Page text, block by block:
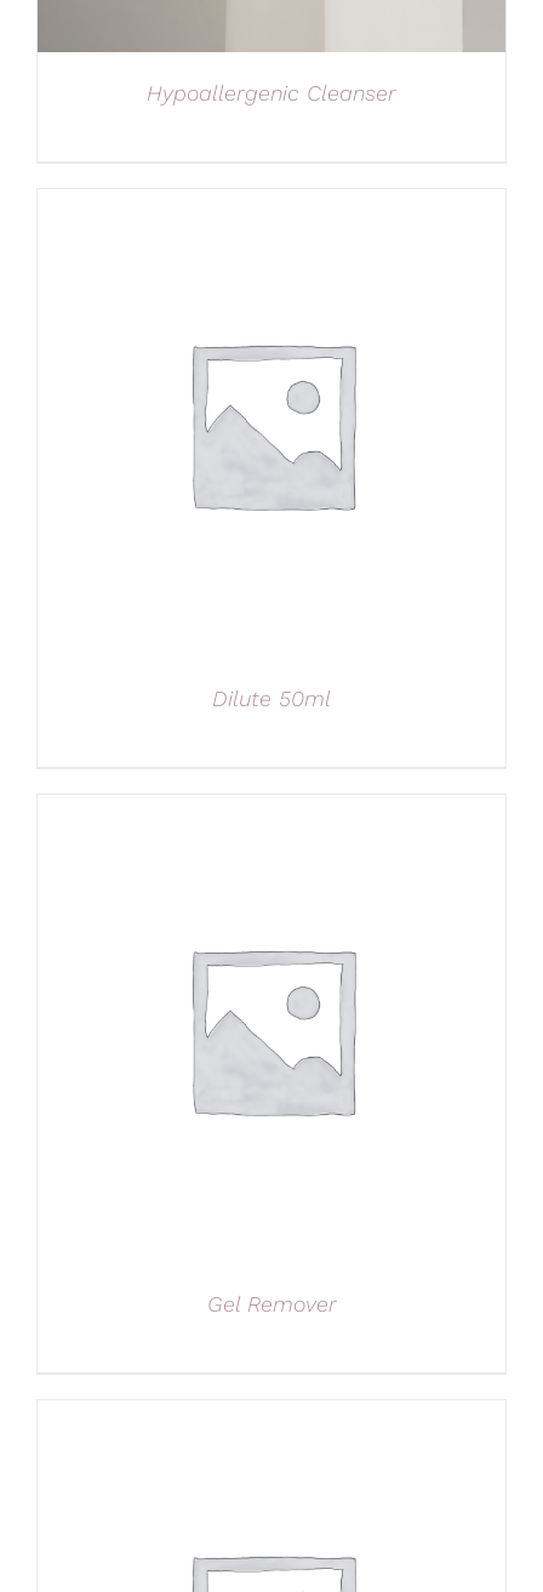
Hypoallergenic Cleanser
Dilute 50ml
Gel Remover